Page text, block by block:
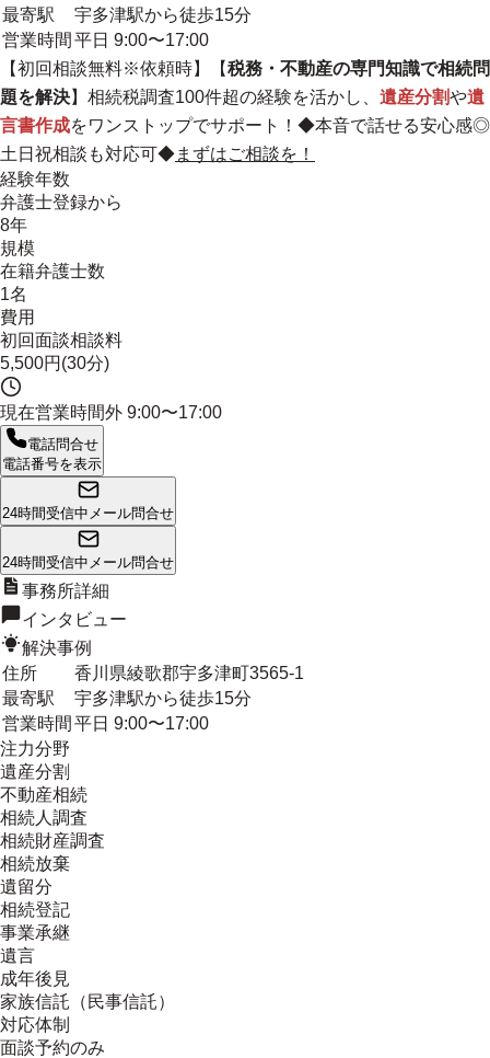
最寄駅
宇多津駅から徒歩15分
営業時間 平日 9:00〜17:00
【初回相談無料※依頼時】【税務・不動産の専門知識で相続問
題を解決】 相続税調査100件超の経験を活かし、 遺産分割や遺
言書作成をワンストップでサポート！◆本音で話せる安心感◎
土日祝相談も対応可◆まずはご相談を！
経験年数
弁護士登録から
8年
規模
在籍弁護士数
1名
費用
初回面談相談料
5,500円(30分)
現在営業時間外 9:00〜17:00
電話問合せ
電話番号を表示
24時間受信中 メール問合せ
24時間受信中 メール問合せ
事務所詳細
インタビュー
解決事例
住所
香川県綾歌郡宇多津町3565-1
最寄駅
宇多津駅から徒歩15分
営業時間 平日 9:00〜17:00
注力分野
遺産分割
不動産相続
相続人調査
相続財産調査
相続放棄
遺留分
相続登記
事業承継
遺言
成年後見
家族信託（民事信託）
対応体制
面談予約のみ